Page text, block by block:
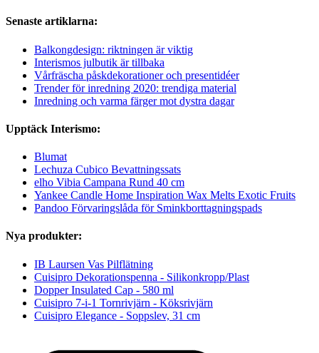
Senaste artiklarna:
Balkongdesign: riktningen är viktig
Interismos julbutik är tillbaka
Vårfräscha påskdekorationer och presentidéer
Trender för inredning 2020: trendiga material
Inredning och varma färger mot dystra dagar
Upptäck Interismo:
Blumat
Lechuza Cubico Bevattningssats
elho Vibia Campana Rund 40 cm
Yankee Candle Home Inspiration Wax Melts Exotic Fruits
Pandoo Förvaringslåda för Sminkborttagningspads
Nya produkter:
IB Laursen Vas Pilflätning
Cuisipro Dekorationspenna - Silikonkropp/Plast
Dopper Insulated Cap - 580 ml
Cuisipro 7-i-1 Tornrivjärn - Köksrivjärn
Cuisipro Elegance - Soppslev, 31 cm